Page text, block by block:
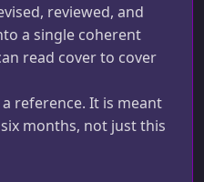
reviewed, and
a single coherent
read cover to cover
reference. It is meant
months, not just this